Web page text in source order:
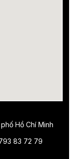
Hồ Chí Minh
83 72 79